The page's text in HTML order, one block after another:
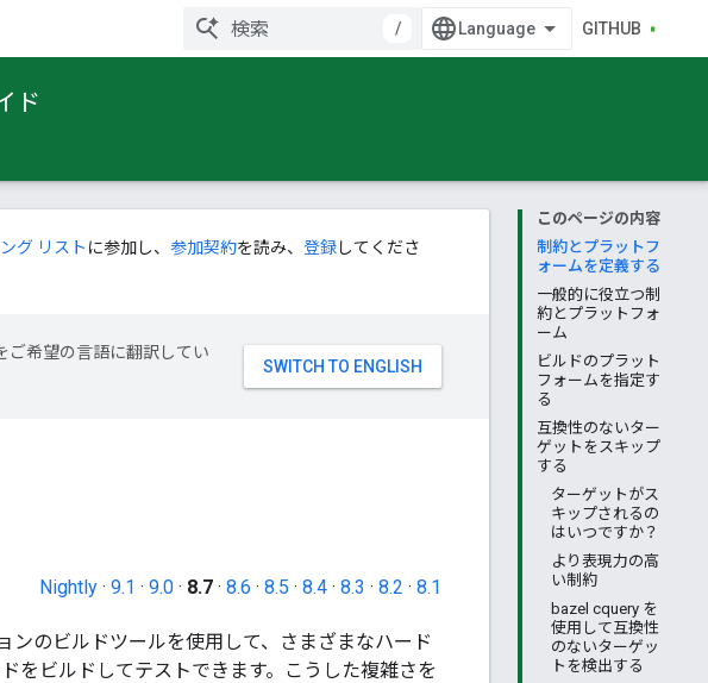
/ GITHUB
ド
このページの内容
制約とプラットフ
ォームを定義する
一般的に役立つ制
約とプラットフォ
ーム
ビルドのプラット
フォームを指定す
る
互換性のないター
ゲットをスキップ
する
ターゲットがス
キップされるの
はいつですか？
より表現力の高
い制約
bazel cquery を
使用して互換性
のないターゲッ
トを検出する
グ リスト に参加し、 参加契約を読み、 登録してくださ
ご希望の言語に翻訳してい
Nightly · 9.1 · 9.0 · 8.7 · 8.6 · 8.5 · 8.4 · 8.3 · 8.2 · 8.1
のビルドツールを使用して、さまざまなハード
をビルドしてテストできます。こうした複雑さを